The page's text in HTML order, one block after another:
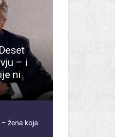
– i
ni
– žena koja